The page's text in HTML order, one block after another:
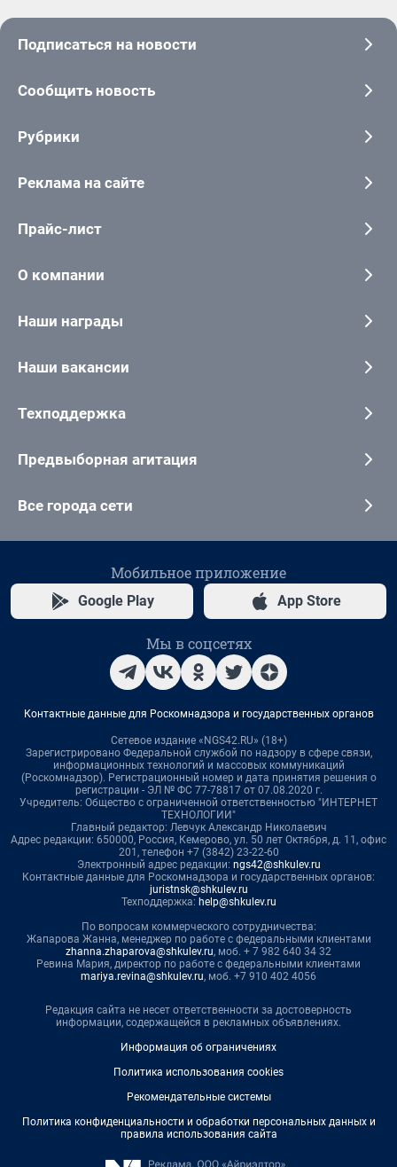
Подписаться на новости
Сообщить новость
Рубрики
Реклама на сайте
Прайс-лист
О компании
Наши награды
Наши вакансии
Техподдержка
Предвыборная агитация
Все города сети
Мобильное приложение
Google Play App Store
Мы в соцсетях
Контактные данные для Роскомнадзора и государственных органов
Сетевое издание «NGS42.RU» (18+)
Зарегистрировано Федеральной службой по надзору в сфере связи,
информационных технологий и массовых коммуникаций
(Роскомнадзор). Регистрационный номер и дата принятия решения о
регистрации - ЭЛ № ФС 77-78817 от 07.08.2020 г.
Учредитель: Общество с ограниченной ответственностью "ИНТЕРНЕТ
ТЕХНОЛОГИИ"
Главный редактор: Левчук Александр Николаевич
Адрес редакции: 650000, Россия, Кемерово, ул. 50 лет Октября, д. 11, офис
201, телефон +7 (3842) 23-22-60
Электронный адрес редакции: ngs42@shkulev.ru
Контактные данные для Роскомнадзора и государственных органов:
juristnsk@shkulev.ru
Техподдержка: help@shkulev.ru
По вопросам коммерческого сотрудничества:
Жапарова Жанна, менеджер по работе с федеральными клиентами
zhanna.zhaparova@shkulev.ru, моб. + 7 982 640 34 32
Ревина Мария, директор по работе с федеральными клиентами
mariya.revina@shkulev.ru, моб. +7 910 402 4056
Редакция сайта не несет ответственности за достоверность
информации, содержащейся в рекламных объявлениях.
Информация об ограничениях
Политика использования cookies
Рекомендательные системы
Политика конфиденциальности и обработки персональных данных и
правила использования сайта